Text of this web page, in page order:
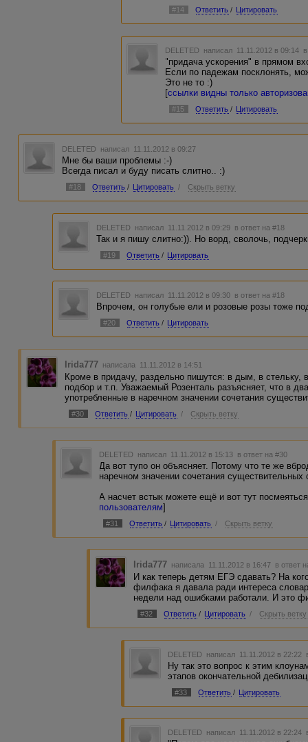
создание ускорения. Так что я
же слово.
Но, опять же - есть и слова
авторизованным пользователям ]
На этот счет у нас есть второе
предлогом и словом нельзя
В придачу - что тут можно
большую придачу? Мне лично
#14 Ответить / Цитировать
DELETED написал 11.11.2012 в 09:14
"придача ускорения" в прямом
Если по падежам посклонять,
Это не то :)
[ссылки видны только
#15 Ответить / Цитировать
DELETED написал 11.11.2012 в 09:27
Мне бы ваши проблемы :-)
Всегда писал и буду писать слитно.. :)
#18 Ответить / Цитировать / Скрыть ветку
DELETED написал 11.11.2012 в 09:29 в ответ на #18
Так и я пишу слитно:)). Но ворд, сволочь,
#19 Ответить / Цитировать
DELETED написал 11.11.2012 в 09:30 в ответ на #18
Впрочем, он голубые ели и розовые розы тоже
#20 Ответить / Цитировать
Irida777 написала 11.11.2012 в 14:51
Кроме в придачу, раздельно пишутся: в дым, в стельку,
подбор и т.п. Уважаемый Розенталь разъясняет, что в
употребленные в наречном значении сочетания
#30 Ответить / Цитировать / Скрыть ветку
DELETED написал 11.11.2012 в 15:13 в ответ на #30
Да вот тупо он объясняет. Потому что те же
наречном значении сочетания существительных
А насчет встык можете ещё и вот тут
пользователям]
#31 Ответить / Цитировать / Скрыть ветку
Irida777 написала 11.11.2012 в 16:47 в ответ
И как теперь детям ЕГЭ сдавать? На
филфака я давала ради интереса
недели над ошибками работали. И это
#32 Ответить / Цитировать / Скрыть ветку
DELETED написал 11.11.2012 в 22:22
Ну так это вопрос к этим
этапов окончательной
#33 Ответить / Цитировать
DELETED написал 11.11.2012 в 22:24